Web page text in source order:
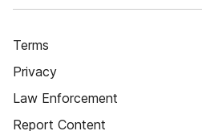
Terms
Privacy
Law Enforcement
Report Content